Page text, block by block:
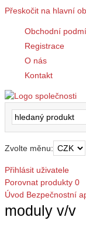
Přeskočit na hlavní
Obchodní
Registrace
O nás
Kontakt
Zvolte měnu:
Přihlásit uživatele
Porovnat produkty 0
Úvod Bezpečnostní
moduly v/v